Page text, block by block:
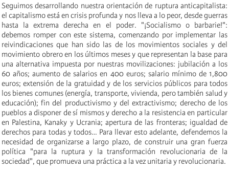
Seguimos desarrollando nuestra orientación de ruptura anticapitalista:
el capitalismo está en crisis profunda y nos lleva a lo peor, desde guerras
hasta la extrema derecha en el poder. "¡Socialismo o barbarie!":
debemos romper con este sistema, comenzando por implementar las
reivindicaciones que han sido las de los movimientos sociales y del
movimiento obrero en los últimos meses y que representan la base para
una alternativa impuesta por nuestras movilizaciones: jubilación a los
60 años; aumento de salarios en 400 euros; salario mínimo de 1,800
euros; extensión de la gratuidad y de los servicios públicos para todos
los bienes comunes (energía, transporte, vivienda, pero también salud y
educación); fin del productivismo y del extractivismo; derecho de los
pueblos a disponer de sí mismos y derecho a la resistencia en particular
en Palestina, Kanaky y Ucrania; apertura de las fronteras; igualdad de
derechos para todas y todos… Para llevar esto adelante, defendemos la
necesidad de organizarse a largo plazo, de construir una gran fuerza
política "para la ruptura y la transformación revolucionaria de la
sociedad", que promueva una práctica a la vez unitaria y revolucionaria.